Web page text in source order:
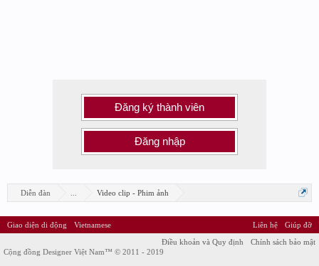
Đăng ký thành viên
Đăng nhập
Diễn đàn Video clip - Phim ảnh
Giao diện di động Vietnamese Liên hệ
Giúp đỡ
Điều khoản và Quy định
Chính sách bảo mật
Cộng đồng Designer Việt Nam™ © 2011 - 2019